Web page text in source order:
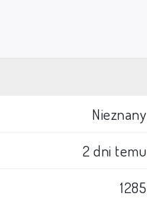
Nieznany
2 dni temu
1285